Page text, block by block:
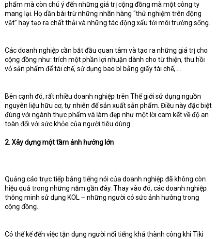
phẩm mà còn chú ý đến những giá trị cộng đồng mà một công ty
mang lại. Họ dần bài trừ những nhãn hàng “thử nghiệm trên động
vật” hay tạo ra chất thải và những tác động xấu tới môi trường sống.
Các doanh nghiệp cần bắt đầu quan tâm và tạo ra những giá trị cho
cộng đồng như: trích một phần lợi nhuận dành cho từ thiện, thu hồi
vỏ sản phẩm để tái chế, sử dụng bao bì bằng giấy tái chế,….
Bên cạnh đó, rất nhiều doanh nghiệp trên Thế giới sử dụng nguồn
nguyên liệu hữu cơ, tự nhiên để sản xuất sản phẩm. Điều này đặc biệt
đúng với ngành thực phẩm và làm đẹp như một lời cam kết về độ an
toàn đối với sức khỏe của người tiêu dùng.
2. Xây dựng một tầm ảnh hưởng lớn
Quảng cáo trực tiếp bằng tiếng nói của doanh nghiệp đã không còn
hiệu quả trong những năm gần đây. Thay vào đó, các doanh nghiệp
thông minh sử dụng KOL – những người có sức ảnh hưởng trong
cộng đồng.
Có thể kể đến việc tận dụng người nổi tiếng khá thành công khi Tiki